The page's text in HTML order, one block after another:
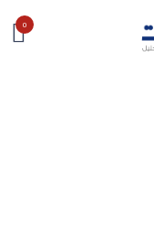
0